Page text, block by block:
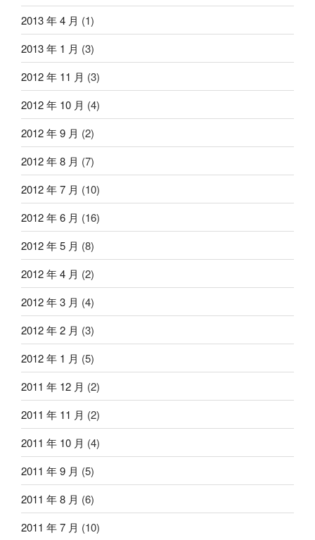
2013 年 4 月 (1)
2013 年 1 月 (3)
2012 年 11 月 (3)
2012 年 10 月 (4)
2012 年 9 月 (2)
2012 年 8 月 (7)
2012 年 7 月 (10)
2012 年 6 月 (16)
2012 年 5 月 (8)
2012 年 4 月 (2)
2012 年 3 月 (4)
2012 年 2 月 (3)
2012 年 1 月 (5)
2011 年 12 月 (2)
2011 年 11 月 (2)
2011 年 10 月 (4)
2011 年 9 月 (5)
2011 年 8 月 (6)
2011 年 7 月 (10)